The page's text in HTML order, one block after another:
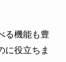
る機能も豊
に役立ちま